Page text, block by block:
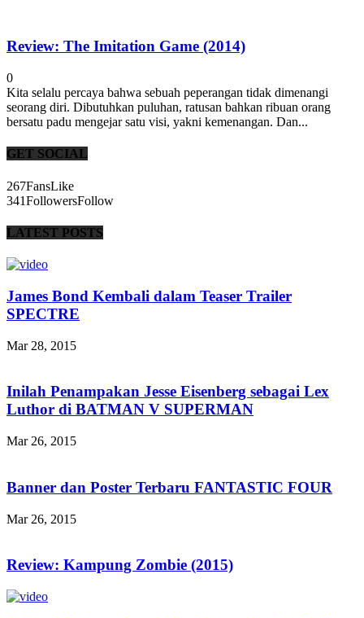
Review: The Imitation Game (2014)
0
Kita selalu percaya bahwa sebuah peperangan tidak dimenangi
seorang diri. Dibutuhkan puluhan, ratusan bahkan ribuan orang
bersatu padu mengejar satu visi, yakni kemenangan. Dan...
GET SOCIAL
267FansLike
341FollowersFollow
LATEST POSTS
James Bond Kembali dalam Teaser Trailer
SPECTRE
Mar 28, 2015
Inilah Penampakan Jesse Eisenberg sebagai Lex
Luthor di BATMAN V SUPERMAN
Mar 26, 2015
Banner dan Poster Terbaru FANTASTIC FOUR
Mar 26, 2015
Review: Kampung Zombie (2015)